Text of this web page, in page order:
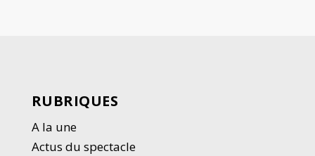
RUBRIQUES
A la une
Actus du spectacle